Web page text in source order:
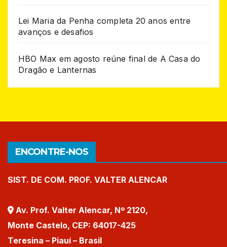
Lei Maria da Penha completa 20 anos entre
avanços e desafios
HBO Max em agosto reúne final de A Casa do
Dragão e Lanternas
ENCONTRE-NOS
SIST. DE COM. PROF. VALTER ALENCAR
Av. Prof. Valter Alencar, Nº 2120,
Monte Castelo, CEP: 64017-425
Teresina – Piauí – Brasil